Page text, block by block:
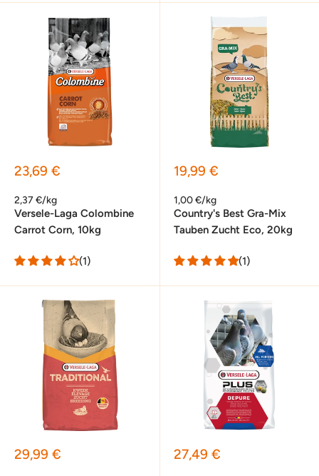
Sonderpreis
23,69 €
2,37 €/kg
Versele-Laga Colombine
Carrot Corn, 10kg
(1)
Sonderpreis
19,99 €
1,00 €/kg
Country's Best Gra-Mix
Tauben Zucht Eco, 20kg
(1)
Sonderpreis
29,99 € Sonderpreis
27,49 €